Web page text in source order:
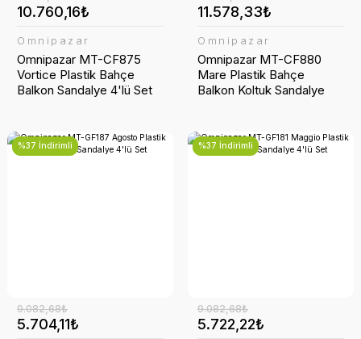
10.760,16₺
Omnipazar
Omnipazar MT-CF875
Vortice Plastik Bahçe
Balkon Sandalye 4'lü Set
11.578,33₺
Omnipazar
Omnipazar MT-CF880
Mare Plastik Bahçe
Balkon Koltuk Sandalye
%37 İndirimli
5.704,11₺
9.082,68₺
%37 İndirimli
5.722,22₺
9.082,68₺